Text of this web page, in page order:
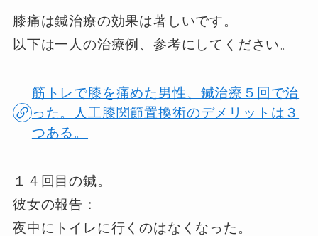
膝痛は鍼治療の効果は著しいです。
以下は一人の治療例、参考にしてください。
筋トレで膝を痛めた男性、鍼治療５回で治
った。人工膝関節置換術のデメリットは３
つある。
１４回目の鍼。
彼女の報告：
夜中にトイレに行くのはなくなった。